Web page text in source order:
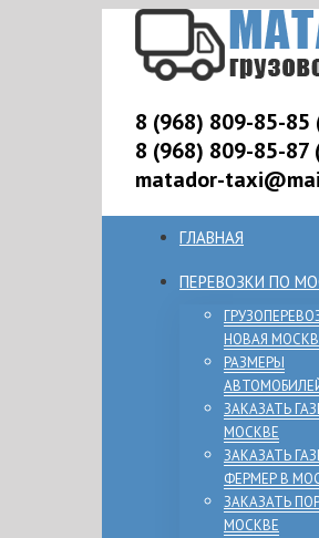
8 (968) 809-85-
8 (968) 809-85-87
matador-
ГЛАВНАЯ
ПЕРЕВОЗКИ ПО
НОВАЯ
РАЗМЕРЫ
ЗАКАЗАТЬ
МОСКВЕ
ЗАКАЗАТЬ
ФЕРМЕР В
ЗАКАЗАТЬ
МОСКВЕ